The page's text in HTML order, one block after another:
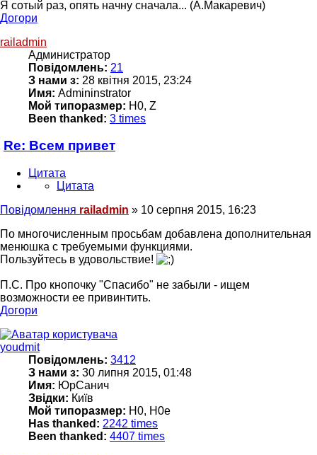
Я сотый раз, опять начну сначала... (А.Макаревич)
Догори
railadmin
Администратор
Повідомлень: 21
З нами з: 28 квітня 2015, 23:24
Имя: Admininstrator
Мой типоразмер: H0, Z
Been thanked: 3 times
Re: Всем привет
Цитата
Цитата
Повідомлення railadmin » 10 серпня 2015, 16:23
По многочисленным просьбам добавлена дополнительная
менюшка с требуемыми функциями.
Пользуйтесь в удовольствие!
П.С. Про кнопочку "Спасибо" не забыли - ищем
возможности ее привинтить.
Догори
youdmit
Повідомлень: 3412
З нами з: 30 липня 2015, 01:48
Имя: ЮрСанич
Звідки: Київ
Мой типоразмер: H0, H0e
Has thanked: 2242 times
Been thanked: 4407 times